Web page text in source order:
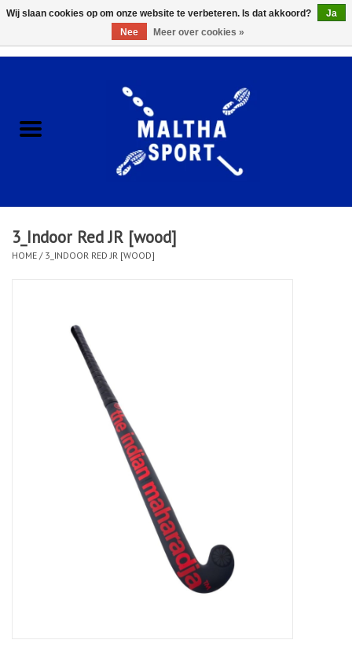
ACCESSOIRES/HARDWARE
KLEDING
CLUBSHOPS
Afspraak Loop Analyse
3_Indoor Red JR [wood]
HOME / 3_INDOOR RED JR [WOOD]
Wij slaan cookies op om onze website te verbeteren. Is dat akkoord?
Ja
Nee
Meer over cookies »